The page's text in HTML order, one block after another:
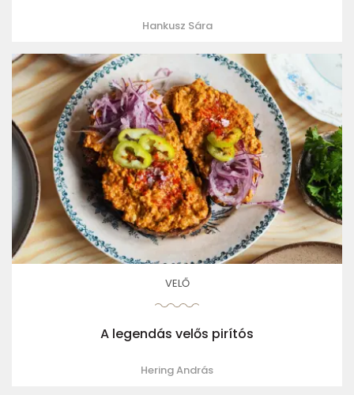
Hankusz Sára
VELŐ
A legendás velős pirítós
Hering András